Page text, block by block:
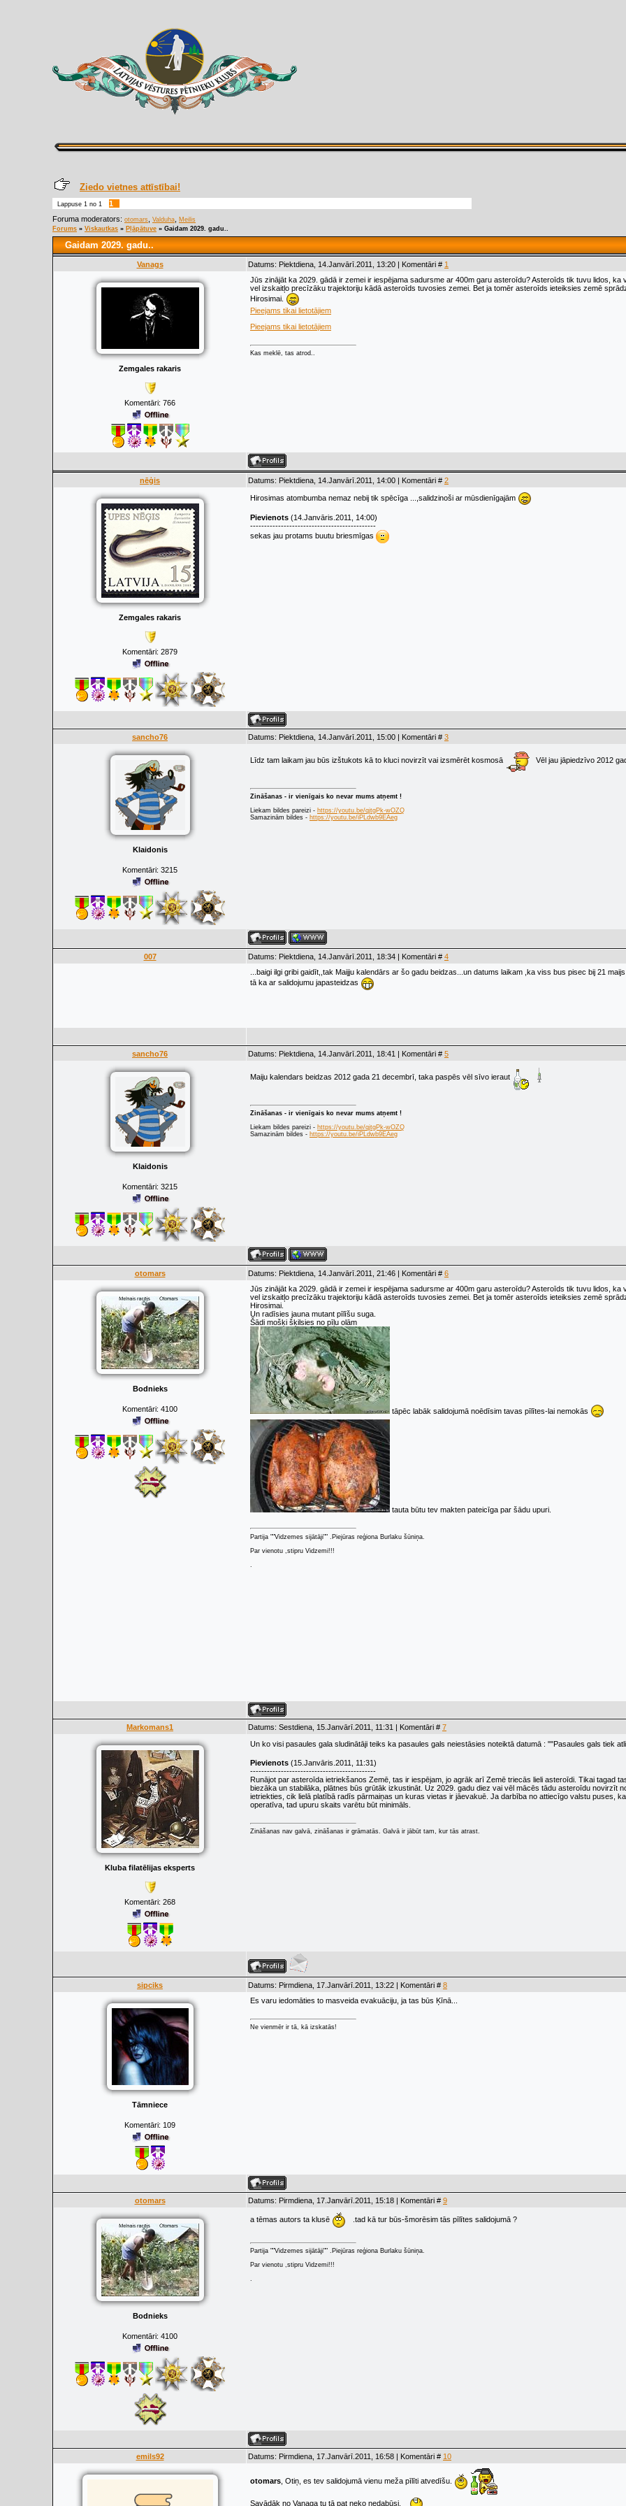
Ziedo vietnes attīstībai!
Lappuse 1 no 1
1
Foruma moderators: otomars Valduha
Meilis
Forums » Viskautkas » Pļāpātuve » Gaidam 2029. gadu..
Gaidam 2029. gadu..
Vanags Datums: Piektdiena, 14.Janvārī.2011, 13:20 | Komentāri # 1
Zemgales rakaris
Komentāri: 766
Jūs zinājāt ka 2029. gādā ir zemei ir iespējama sadursme ar 400m garu asteroīdu? Asteroīds tik tuvu lidos,
vel izskaitļo precīzāku trajektoriju kādā asteroīds tuvosies zemei. Bet ja tomēr asteroīds ieteiksies zemē
Hirosimai.
Pieejams tikai lietotājiem
Pieejams tikai lietotājiem
Kas meklē, tas atrod..
nēģis Datums: Piektdiena, 14.Janvārī.2011, 14:00 | Komentāri # 2
Zemgales rakaris
Komentāri: 2879
Hirosimas atombumba nemaz nebij tik spēcīga ...,salidzinoši ar mūsdienīgajām
Pievienots (14.Janvāris.2011, 14:00)
---------------------------------------------
sekas jau protams buutu briesmīgas
sancho76 Datums: Piektdiena, 14.Janvārī.2011, 15:00 | Komentāri # 3
Klaidonis
Komentāri: 3215
Līdz tam laikam jau būs izštukots kā to kluci novirzīt vai izsmērēt kosmosā Vēl jau jāpiedzīvo 2012
Zināšanas - ir vienīgais ko nevar mums atņemt !
Liekam bildes pareizi - https://youtu.be/qjtgPk-wOZQ
Samazinām bildes - https://youtu.be/iPLdwb9EAeg
007 Datums: Piektdiena, 14.Janvārī.2011, 18:34 | Komentāri # 4
...baigi ilgi gribi gaidīt,,tak Maijju kalendārs ar šo gadu beidzas...un datums laikam ,ka viss bus pisec bij 21
tā ka ar salidojumu japasteidzas
sancho76 Datums: Piektdiena, 14.Janvārī.2011, 18:41 | Komentāri # 5
Klaidonis
Komentāri: 3215
Maiju kalendars beidzas 2012 gada 21 decembrī, taka paspēs vēl sīvo ieraut
Zināšanas - ir vienīgais ko nevar mums atņemt !
Liekam bildes pareizi - https://youtu.be/qjtgPk-wOZQ
Samazinām bildes - https://youtu.be/iPLdwb9EAeg
otomars Datums: Piektdiena, 14.Janvārī.2011, 21:46 | Komentāri # 6
Bodnieks
Komentāri: 4100
Jūs zinājāt ka 2029. gādā ir zemei ir iespējama sadursme ar 400m garu asteroīdu? Asteroīds tik tuvu lidos,
vel izskaitļo precīzāku trajektoriju kādā asteroīds tuvosies zemei. Bet ja tomēr asteroīds ieteiksies zemē
Hirosimai.
Un radīsies jauna mutant pīlīšu suga.
Šādi mošķi šķilsies no pīļu olām
tāpēc labāk salidojumā noēdīsim tavas pīlītes-lai nemokās
tauta būtu tev makten pateicīga par šādu upuri.
Partija ""Vidzemes sijātāji"" .Piejūras reģiona Burlaku šūniņa.
Par vienotu ,stipru Vidzemi!!!
Markomans1 Datums: Sestdiena, 15.Janvārī.2011, 11:31 | Komentāri # 7
Kluba filatēlijas eksperts
Komentāri: 268
Un ko visi pasaules gala sludinātāji teiks ka pasaules gals neiestāsies noteiktā datumā : ""Pasaules gals tiek
Pievienots (15.Janvāris.2011, 11:31)
---------------------------------------------
Runājot par asteroīda ietriekšanos Zemē, tas ir iespējam, jo agrāk arī Zemē triecās lieli asteroīdi. Tikai tagad
biezāka un stabilāka, plātnes būs grūtāk izkustināt. Uz 2029. gadu diez vai vēl mācēs tādu asteroīdu
ietriekties, cik lielā platībā radīs pārmaiņas un kuras vietas ir jāevakuē. Ja darbība no attiecīgo valstu puses,
operatīva, tad upuru skaits varētu būt minimāls.
Zināšanas nav galvā, zināšanas ir grāmatās. Galvā ir jābūt tam, kur tās atrast.
sipciks Datums: Pirmdiena, 17.Janvārī.2011, 13:22 | Komentāri # 8
Tāmniece
Komentāri: 109
Es varu iedomāties to masveida evakuāciju, ja tas būs Ķīnā...
Ne vienmēr ir tā, kā izskatās!
otomars Datums: Pirmdiena, 17.Janvārī.2011, 15:18 | Komentāri # 9
Bodnieks
Komentāri: 4100
a tēmas autors ta klusē .tad kā tur būs-šmorēsim tās pīlītes salidojumā ?
Partija ""Vidzemes sijātāji"" .Piejūras reģiona Burlaku šūniņa.
Par vienotu ,stipru Vidzemi!!!
.
emils92 Datums: Pirmdiena, 17.Janvārī.2011, 16:58 | Komentāri # 10
otomars , Otiņ, es tev salidojumā vienu meža pīlīti atvedīšu.
Savādāk no Vanaga tu tā pat neko nedabūsi.